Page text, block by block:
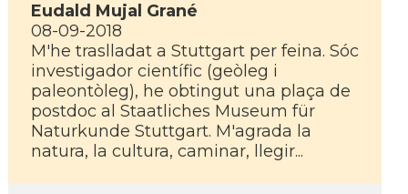
Eudald Mujal Grané
08-09-2018
M'he traslladat a Stuttgart per feina. Sóc
investigador cientí­fic (geòleg i
paleontòleg), he obtingut una plaça de
postdoc al Staatliches Museum für
Naturkunde Stuttgart. M'agrada la
natura, la cultura, caminar, llegir...